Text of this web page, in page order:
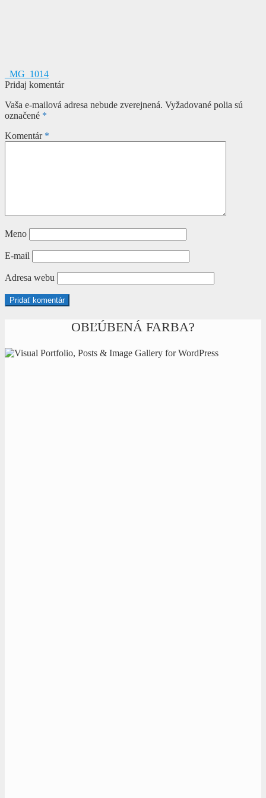
Navigácia
v
článku
Predchádzajúci
článok:
_MG_1014
Pridaj komentár
Vaša e-mailová adresa nebude zverejnená. Vyžadované polia sú
označené *
Komentár *
Meno
E-mail
Adresa webu
OBĽÚBENÁ FARBA?